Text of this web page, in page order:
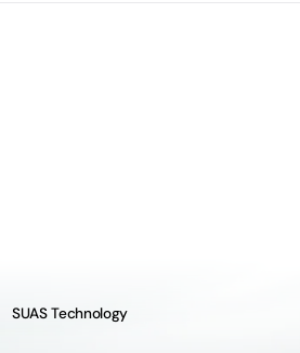
SUAS Technology